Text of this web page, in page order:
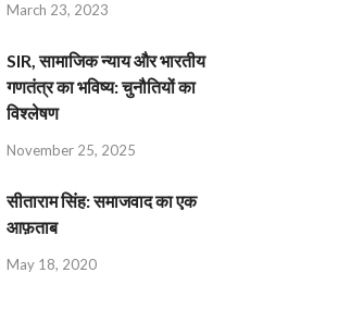
March 23, 2023
SIR, सामाजिक न्याय और भारतीय
गणतंत्र का भविष्य: चुनौतियों का
विश्लेषण
November 25, 2025
सीताराम सिंह: समाजवाद का एक
आफ़ताब
May 18, 2020